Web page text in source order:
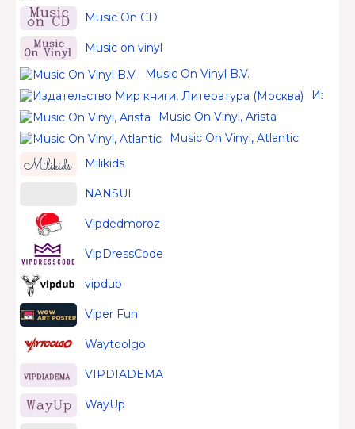
Music On CD
Music on vinyl
Music On Vinyl B.V.
Music On Vinyl, Arista
Music On Vinyl, Atlantic
Milikids
NANSUI
Vipdedmoroz
VipDressCode
vipdub
Viper Fun
Waytoolgo
VIPDIADEMA
WayUp